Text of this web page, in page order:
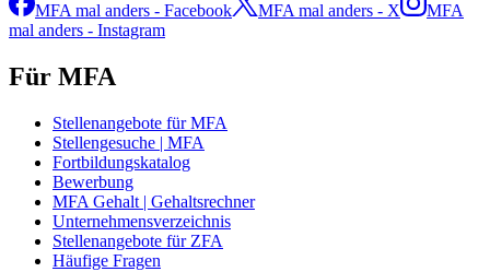
MFA mal anders - Facebook MFA mal anders - X
MFA
mal anders - Instagram
Für MFA
Stellenangebote für MFA
Stellengesuche | MFA
Fortbildungskatalog
Bewerbung
MFA Gehalt | Gehaltsrechner
Unternehmensverzeichnis
Stellenangebote für ZFA
Häufige Fragen